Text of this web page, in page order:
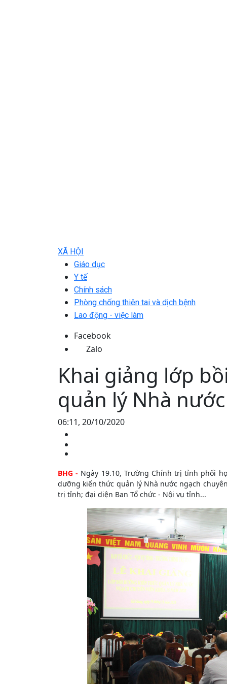
XÃ HỘI
Giáo dục
Y tế
Chính sách
Phòng chống thiên tai và dịch bệnh
Lao động - việc làm
Facebook
Zalo
Khai giảng lớp
quản lý Nhà
06:11, 20/10/2020
BHG - Ngày 19.10, Trường Chính trị tỉnh phối
dưỡng kiến thức quản lý Nhà nước ngạch
trị tỉnh; đại diện Ban Tổ chức - Nội vụ tỉnh...